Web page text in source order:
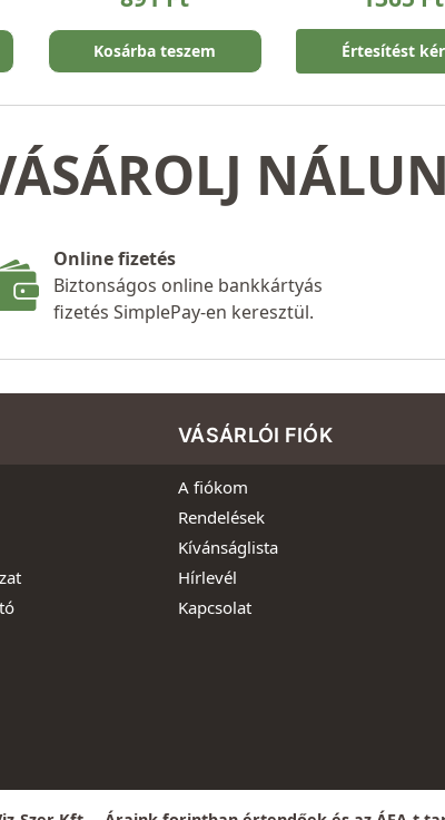
Kosárba teszem Értesítést
Online fizetés
Biztonságos online bankkártyás
fizetés SimplePay-en keresztül.
VÁSÁRLÓI FIÓK
A fiókom
Rendelések
Kívánságlista
Hírlevél
Kapcsolat